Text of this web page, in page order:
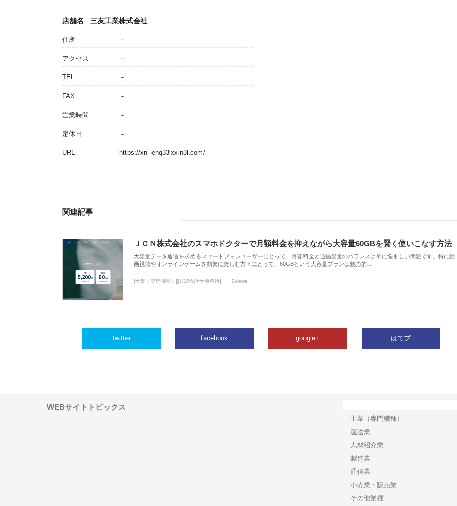
店舗名 三友工業株式会社
住所 －
アクセス －
TEL －
FAX －
営業時間 －
定休日 －
URL https://xn--ehq33lxxjn3l.com/
関連記事
ＪＣＮ株式会社のスマホドクターで月額料金を抑えながら大容量60GBを賢く使いこなす方法
大容量データ通信を求めるスマートフォンユーザーにとって、月額料金と通信容量のバランスは常に悩ましい問題です。特に動
画視聴やオンラインゲームを頻繁に楽しむ方々にとって、60GBという大容量プランは魅力的…
[士業（専門職種）][公認会計士事務所] 0views
twitter facebook google+ はてブ
WEBサイトトピックス
士業（専門職種）
運送業
人材紹介業
製造業
通信業
小売業・販売業
その他業種